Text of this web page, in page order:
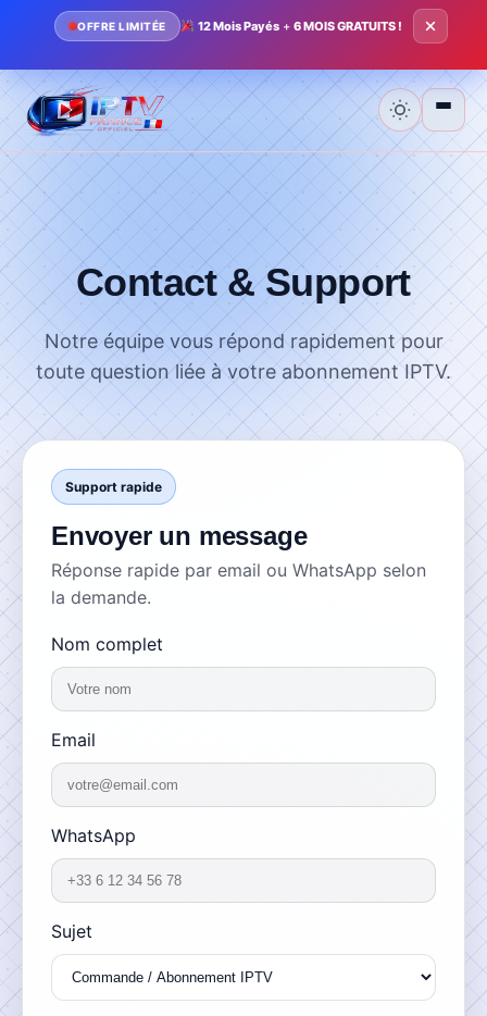
OFFRE LIMITÉE 12 Mois Payés+ 6 MOIS GRATUITS !
Accueil
Tarifs
Installation
Telechargement
Contact
Contact & Support
Notre équipe vous répond rapidement pour
toute question liée à votre abonnement IPTV.
Support rapide
Envoyer un message
Réponse rapide par email ou WhatsApp selon
la demande.
Nom complet
Email
WhatsApp
Sujet